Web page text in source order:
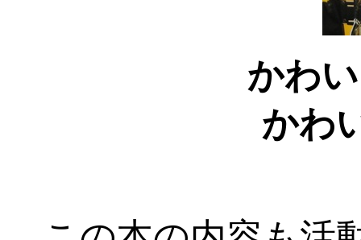
かわ
かわ